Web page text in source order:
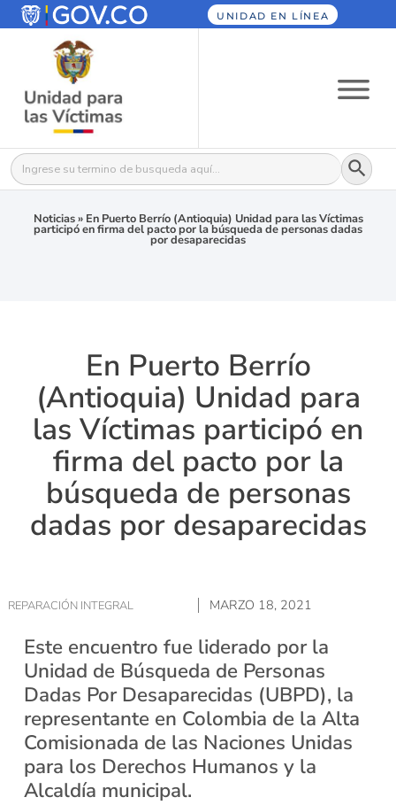
UNIDAD EN LÍNEA
Buscar: Botón
Noticias» En Puerto Berrío (Antioquia) Unidad para las Víctimas
participó en firma del pacto por la búsqueda de personas dadas
por desaparecidas
En Puerto Berrío
(Antioquia) Unidad para
las Víctimas participó en
firma del pacto por la
búsqueda de personas
dadas por desaparecidas
REPARACIÓN INTEGRAL MARZO 18, 2021
Este encuentro fue liderado por la
Unidad de Búsqueda de Personas
Dadas Por Desaparecidas (UBPD), la
representante en Colombia de la Alta
Comisionada de las Naciones Unidas
para los Derechos Humanos y la
Alcaldía municipal.